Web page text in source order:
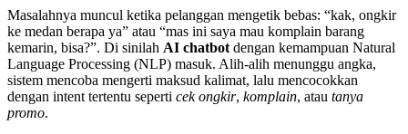
Masalahnya muncul ketika pelanggan mengetik bebas: “kak, ongkir
ke medan berapa ya” atau “mas ini saya mau komplain barang
kemarin, bisa?”. Di sinilah AI chatbot dengan kemampuan Natural
Language Processing (NLP) masuk. Alih-alih menunggu angka,
sistem mencoba mengerti maksud kalimat, lalu mencocokkan
dengan intent tertentu seperti cek ongkir, komplain, atau tanya
promo.